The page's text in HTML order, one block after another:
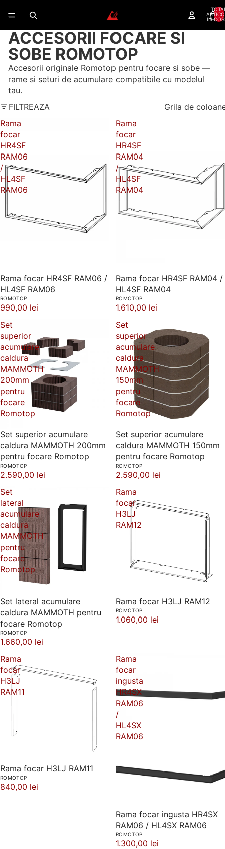
IN
ACCESORII FOCARE SI
SOBE ROMOTOP
Accesorii originale Romotop pentru focare si sobe —
rame si seturi de acumulare compatibile cu modelul
tau.
FILTREAZA
Grila de
Rama
focar
HR4SF
RAM06
/
HL4SF
RAM06
Rama focar HR4SF RAM06 /
HL4SF RAM06
ROMOTOP
990,00 lei
Rama
focar
HR4SF
RAM04
/
HL4SF
RAM04
Rama focar HR4SF RAM04 /
HL4SF RAM04
ROMOTOP
1.610,00 lei
Set
superior
acumulare
caldura
MAMMOTH
200mm
pentru
focare
Romotop
Set superior acumulare
caldura MAMMOTH 200mm
pentru focare Romotop
ROMOTOP
2.590,00 lei
Set
superior
acumulare
caldura
MAMMOTH
150mm
pentru
focare
Romotop
Set superior acumulare
caldura MAMMOTH 150mm
pentru focare Romotop
ROMOTOP
2.590,00 lei
Set
lateral
acumulare
caldura
MAMMOTH
pentru
focare
Romotop
Set lateral acumulare
caldura MAMMOTH pentru
focare Romotop
ROMOTOP
1.660,00 lei
Rama
focar
H3LJ
RAM12
Rama focar H3LJ RAM12
ROMOTOP
1.060,00 lei
Rama
focar
H3LJ
RAM11
Rama focar H3LJ RAM11
ROMOTOP
840,00 lei
Rama
focar
ingusta
HR4SX
RAM06
/
HL4SX
RAM06
Rama focar ingusta HR4SX
RAM06 / HL4SX RAM06
ROMOTOP
1.300,00 lei